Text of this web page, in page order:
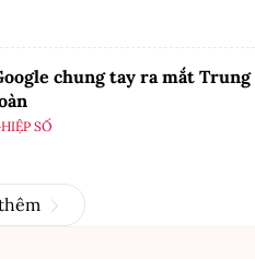
chung tay ra mắt Trung
SỐ